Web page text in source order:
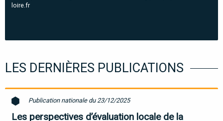
loire.fr
LES DERNIÈRES PUBLICATIONS
Publication nationale du 23/12/2025
Les perspectives d’évaluation locale de la